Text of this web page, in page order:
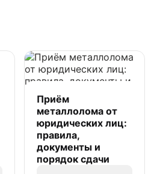
Приём
металлолома от
юридических лиц:
правила,
документы и
порядок сдачи